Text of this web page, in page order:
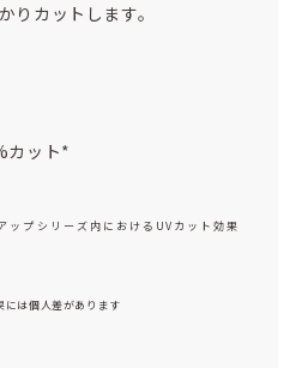
りカットします。
カット*
ップシリーズ内におけるUVカット効果
には個人差があります